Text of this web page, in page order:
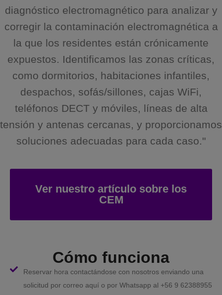
diagnóstico electromagnético para analizar y
corregir la contaminación electromagnética a
la que los residentes están crónicamente
expuestos. Identificamos las zonas críticas,
como dormitorios, habitaciones infantiles,
despachos, sofás/sillones, cajas WiFi,
teléfonos DECT y móviles, líneas de alta
tensión y antenas cercanas, y proporcionamos
soluciones adecuadas para cada caso."
Ver nuestro artículo sobre los
CEM
Cómo funciona
Reservar hora contactándose con nosotros enviando una
solicitud por correo aquí o por Whatsapp al +56 9 62388955